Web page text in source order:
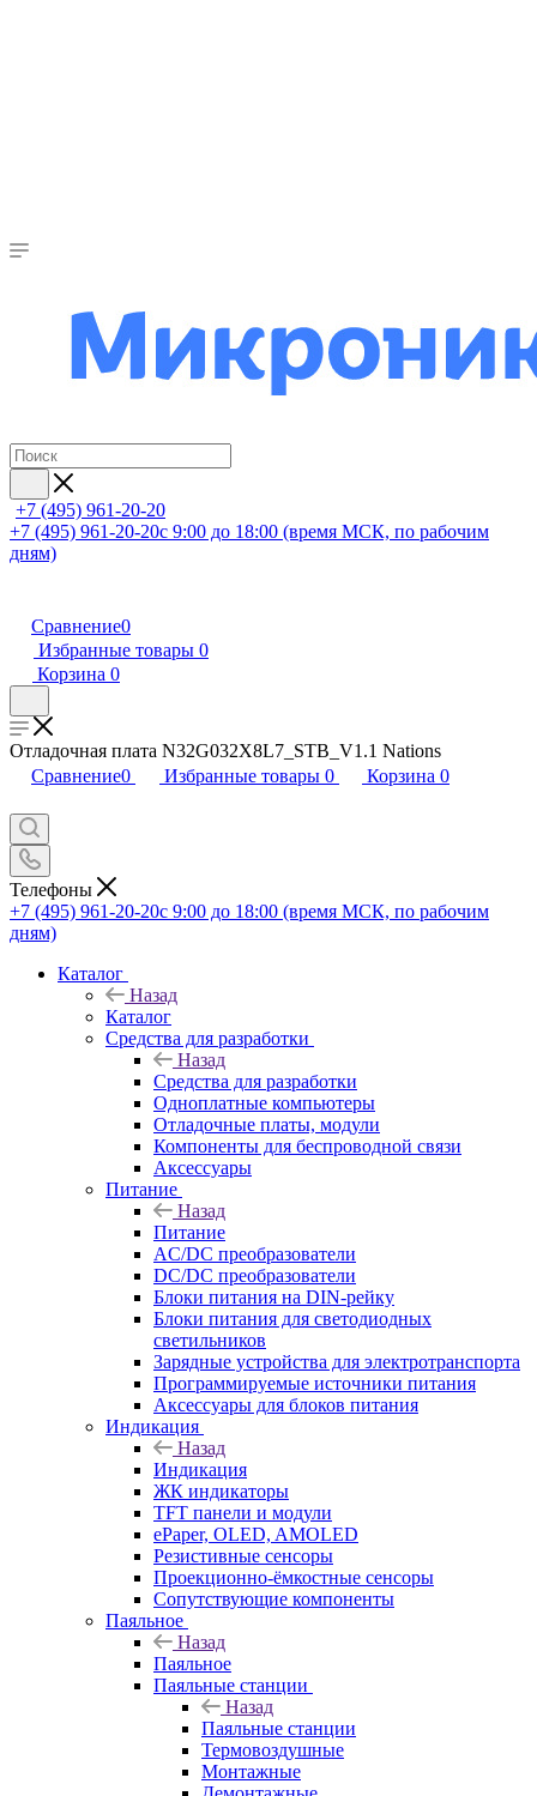
+7 (495) 961-20-20
+7 (495) 961-20-20с 9:00 до 18:00 (время МСК, по рабочим
дням)
Сравнение0
Избранные товары 0
Корзина 0
Отладочная плата N32G032X8L7_STB_V1.1 Nations
Сравнение0 Избранные товары 0 Корзина 0
Телефоны
+7 (495) 961-20-20с 9:00 до 18:00 (время МСК, по рабочим
дням)
Каталог
Назад
Каталог
Средства для разработки
Назад
Средства для разработки
Одноплатные компьютеры
Отладочные платы, модули
Компоненты для беспроводной связи
Аксессуары
Питание
Назад
Питание
AC/DC преобразователи
DC/DC преобразователи
Блоки питания на DIN-рейку
Блоки питания для светодиодных
светильников
Зарядные устройства для электротранспорта
Программируемые источники питания
Аксессуары для блоков питания
Индикация
Назад
Индикация
ЖК индикаторы
TFT панели и модули
ePaper, OLED, AMOLED
Резистивные сенсоры
Проекционно-ёмкостные сенсоры
Сопутствующие компоненты
Паяльное
Назад
Паяльное
Паяльные станции
Назад
Паяльные станции
Термовоздушные
Монтажные